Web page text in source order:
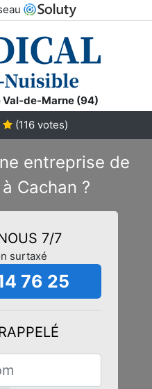
Val-de-Marne (94)
(116 votes)
entreprise de
Cachan ?
7/7
surtaxé
76 25